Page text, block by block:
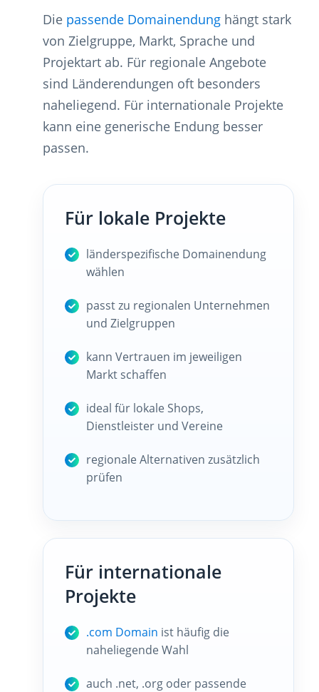
Die passende Domainendung hängt stark
von Zielgruppe, Markt, Sprache und
Projektart ab. Für regionale Angebote
sind Länderendungen oft besonders
naheliegend. Für internationale Projekte
kann eine generische Endung besser
passen.
Für lokale Projekte
länderspezifische Domainendung
wählen
passt zu regionalen Unternehmen
und Zielgruppen
kann Vertrauen im jeweiligen
Markt schaffen
ideal für lokale Shops,
Dienstleister und Vereine
regionale Alternativen zusätzlich
prüfen
Für internationale
Projekte
.com Domain ist häufig die
naheliegende Wahl
auch .net, .org oder passende